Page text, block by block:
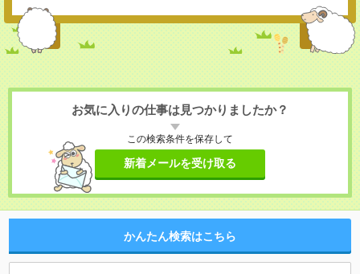
お気に入りの仕事は見つかりましたか？
この検索条件を保存して
新着メールを受け取る
かんたん検索はこちら